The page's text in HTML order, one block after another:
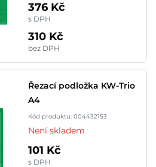
376 Kč
s DPH
310 Kč
bez DPH
Řezací podložka KW-Trio
A4
Kód produktu: 004432153
Není skladem
101 Kč
s DPH